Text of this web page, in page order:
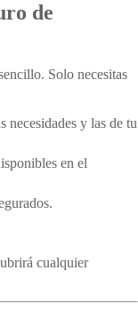
de
Solo necesitas
necesidades y las de tu
en el
cualquier